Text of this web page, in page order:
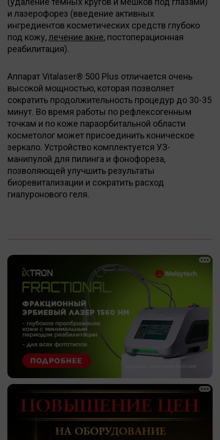
и лазерофорез (введение активных
ингредиентов косметических средств глубоко
под кожу,лечение акне, постоперационная
реабилитация).
Аппарат Vitalaser® 500 Plus отличается очень
высокой мощностью, которая позволяет
сократить продолжительность процедур до 30-35
минут. Во время работы по рефлексогенным
точкам и по коже параорбитальной области
косметолог может присоединить коническое
зеркало. Устройство комплектуется УЗ-
манипулой для пилинга и фонофореза,
позволяющей улучшить результаты
биоревитализации и сократить расход
гиалуронового геля.